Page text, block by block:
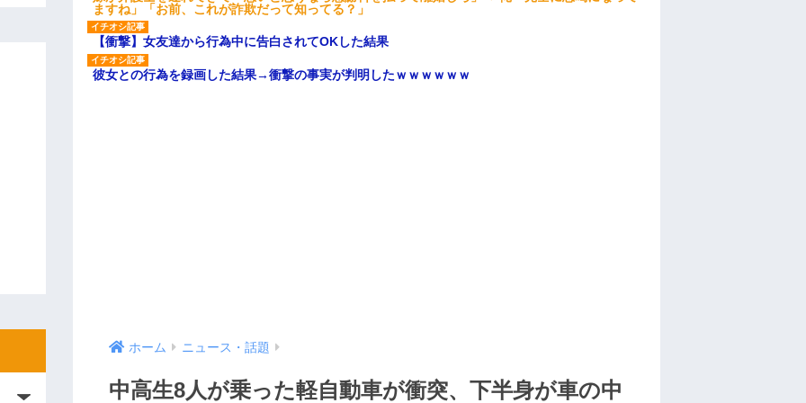
ますね」「お前、これが詐欺だって知ってる？」
【衝撃】女友達から行為中に告白されてOKした結果
彼女との行為を録画した結果→衝撃の事実が判明したｗｗｗｗｗｗ
ホーム ニュース・話題
中高生8人が乗った軽自動車が衝突、下半身が車の中